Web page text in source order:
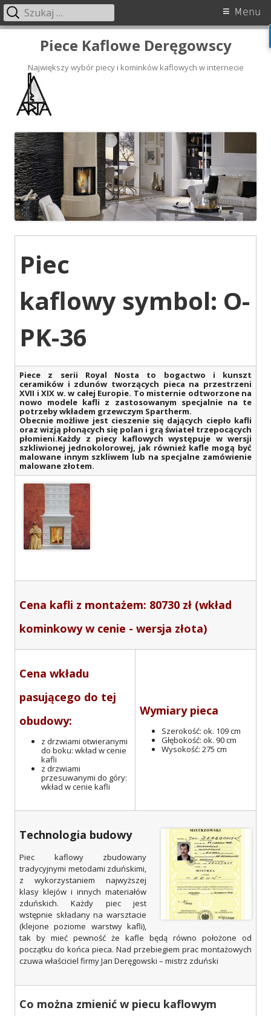
Piece Kaflowe Deręgowscy
Największy wybór piecy i kominków kaflowych w internecie
Menu
Szukaj:
Piec
kaflowy symbol: O-
PK-36
Piece z serii Royal Nosta to bogactwo i kunszt
ceramików i zdunów tworzących pieca na przestrzeni
XVII i XIX w. w całej Europie. To misternie odtworzone na
nowo modele kafli z zastosowanym specjalnie na te
potrzeby wkładem grzewczym Spartherm.
Obecnie możliwe jest cieszenie się dających ciepło kafli
oraz wizją płonących się polan i grą świateł trzepocących
płomieni.Każdy z piecy kaflowych występuje w wersji
szkliwionej jednokolorowej, jak również kafle mogą być
malowane innym szkliwem lub na specjalne zamówienie
malowane złotem.
Cena kafli z montażem: 80730 zł (wkład
kominkowy w cenie - wersja złota)
Cena wkładu
pasującego do tej
obudowy:
z drzwiami otwieranymi
do boku: wkład w cenie
kafli
z drzwiami
przesuwanymi do góry:
wkład w cenie kafli
Wymiary pieca
Szerokość: ok. 109 cm
Głębokość: ok. 90 cm
Wysokość: 275 cm
Technologia budowy
Piec kaflowy zbudowany
tradycyjnymi metodami zduńskimi,
z wykorzystaniem najwyższej
klasy klejów i innych materiałów
zduńskich. Każdy piec jest
wstępnie składany na warsztacie
(klejone poziome warstwy kafli),
tak by mieć pewność że kafle będą równo położone od
początku do końca pieca. Nad przebiegiem prac montażowych
czuwa właściciel firmy Jan Deręgowski – mistrz zduński
Co można zmienić w piecu kaflowym